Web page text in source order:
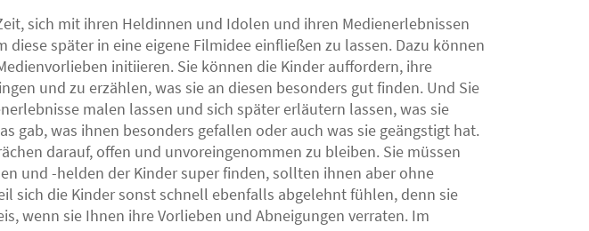
sich mit ihren Heldinnen und Idolen und ihren Medienerlebnissen
diese später in eine eigene Filmidee einfließen zu lassen. Dazu können
initiieren. Sie können die Kinder auffordern, ihre
und zu erzählen, was sie an diesen besonders gut finden. Und Sie
malen lassen und sich später erläutern lassen, was sie
gab, was ihnen besonders gefallen oder auch was sie geängstigt hat.
darauf, offen und unvoreingenommen zu bleiben. Sie müssen
und -helden der Kinder super finden, sollten ihnen aber ohne
sich die Kinder sonst schnell ebenfalls abgelehnt fühlen, denn sie
wenn sie Ihnen ihre Vorlieben und Abneigungen verraten. Im